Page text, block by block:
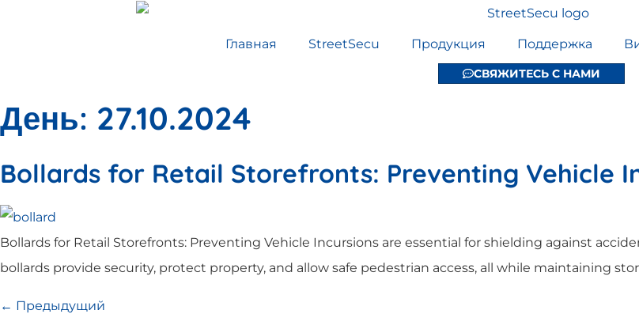
Главная StreetSecu Продукция Поддержка
СВЯЖИТЕСЬ С НАМИ
День: 27.10.2024
Bollards for Retail Storefronts: Preventing Vehicle
Bollards for Retail Storefronts: Preventing Vehicle Incursions are essential for shielding against
bollards provide security, protect property, and allow safe pedestrian access, all while maintaining
← Предыдущий